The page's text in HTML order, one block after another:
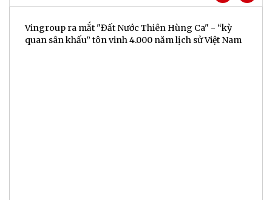
Vingroup ra mắt "Đất Nước Thiên Hùng Ca" - “kỳ
quan sân khấu” tôn vinh 4.000 năm lịch sử Việt Nam